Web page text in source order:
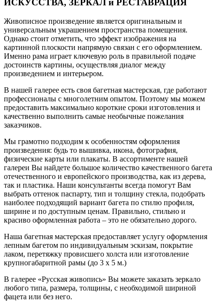
ИСКУССТВА, ЗЕРКАЛ и РЕСТАВРАЦИЯ
Живописное произведение является оригинальным и
универсальным украшением пространства помещения.
Однако стоит отметить, что эффект изображения на
картинной плоскости напрямую связан с его оформлением.
Именно рама играет ключевую роль в правильной подаче
достоинств картины, осуществляя диалог между
произведением и интерьером.
В нашей галерее есть своя багетная мастерская, где работают
профессионалы с многолетним опытом. Поэтому мы можем
предоставить максимально короткие сроки изготовления и
качественно выполнить самые необычные пожелания
заказчиков.
Мы грамотно подходим к особенностям оформления
произведения: будь то вышивка, икона, фотография,
физические карты или плакаты. В ассортименте нашей
галереи Вы найдете большое количество качественного багета
отечественного и европейского производства, как из дерева,
так и пластика. Наши консультанты всегда помогут Вам
выбрать оттенок паспарту, тип и толщину стекла, подобрать
наиболее подходящий вариант багета по стилю профиля,
ширине и по доступным ценам. Правильно, стильно и
красиво оформленная работа – это не обязательно дорого.
Наша багетная мастерская предоставляет услугу оформления
лепным багетом по индивидуальным эскизам, покрытие
лаком, перетяжку провисшего холста или изготовление
крупногабаритной рамы (до 3 х 5 м.)
В галерее «Русская живопись» Вы можете заказать зеркало
любого типа, размера, толщины, с необходимой шириной
фацета или без него.